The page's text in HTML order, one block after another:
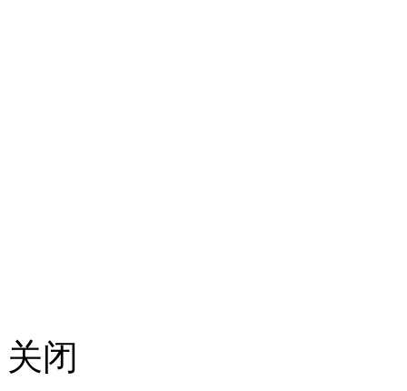
关闭